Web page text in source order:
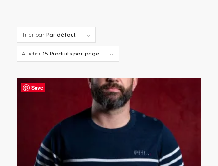
Trier par Par défaut
Afficher 15 Produits par page
Save